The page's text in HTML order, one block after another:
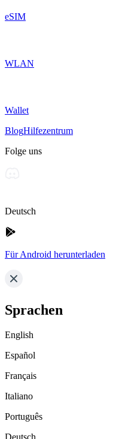
eSIM
WLAN
Wallet
BlogHilfezentrum
Folge uns
Deutsch
Für Android herunterladen
Sprachen
English
Español
Français
Italiano
Português